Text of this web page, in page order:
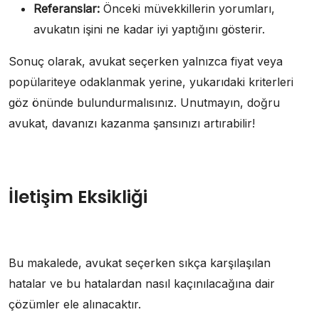
Referanslar: Önceki müvekkillerin yorumları,
avukatın işini ne kadar iyi yaptığını gösterir.
Sonuç olarak, avukat seçerken yalnızca fiyat veya
popülariteye odaklanmak yerine, yukarıdaki kriterleri
göz önünde bulundurmalısınız. Unutmayın, doğru
avukat, davanızı kazanma şansınızı artırabilir!
İletişim Eksikliği
Bu makalede, avukat seçerken sıkça karşılaşılan
hatalar ve bu hatalardan nasıl kaçınılacağına dair
çözümler ele alınacaktır.